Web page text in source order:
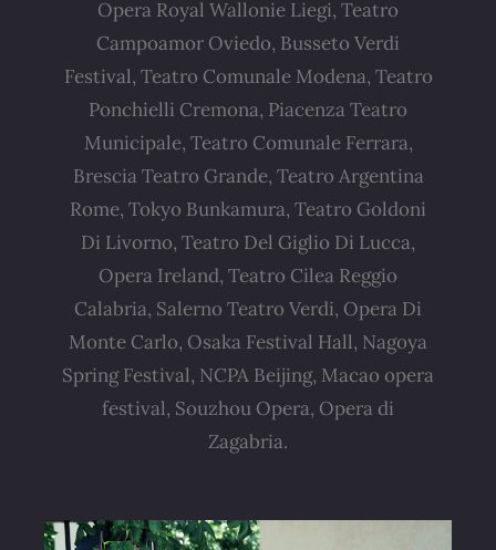
Opera Royal Wallonie Liegi, Teatro
Campoamor Oviedo, Busseto Verdi
Festival, Teatro Comunale Modena, Teatro
Ponchielli Cremona, Piacenza Teatro
Municipale, Teatro Comunale Ferrara,
Brescia Teatro Grande, Teatro Argentina
Rome, Tokyo Bunkamura, Teatro Goldoni
Di Livorno, Teatro Del Giglio Di Lucca,
Opera Ireland, Teatro Cilea Reggio
Calabria, Salerno Teatro Verdi, Opera Di
Monte Carlo, Osaka Festival Hall, Nagoya
Spring Festival, NCPA Beijing, Macao opera
festival, Souzhou Opera, Opera di
Zagabria.